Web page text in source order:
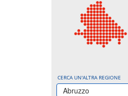
CERCA UN'ALTRA REGIONE
Abruzzo